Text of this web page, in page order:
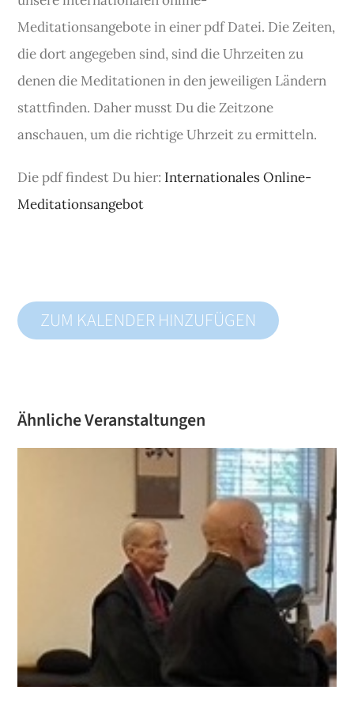
Meditationsangebote in einer pdf Datei. Die Zeiten,
die dort angegeben sind, sind die Uhrzeiten zu
denen die Meditationen in den jeweiligen Ländern
stattfinden. Daher musst Du die Zeitzone
anschauen, um die richtige Uhrzeit zu ermitteln.
Die pdf findest Du hier: Internationales Online-
Meditationsangebot
ZUM KALENDER HINZUFÜGEN
Ähnliche Veranstaltungen